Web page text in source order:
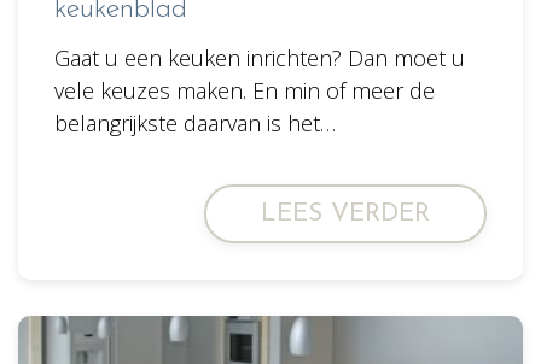
keukenblad
Gaat u een keuken inrichten? Dan moet u
vele keuzes maken. En min of meer de
belangrijkste daarvan is het…
LEES VERDER